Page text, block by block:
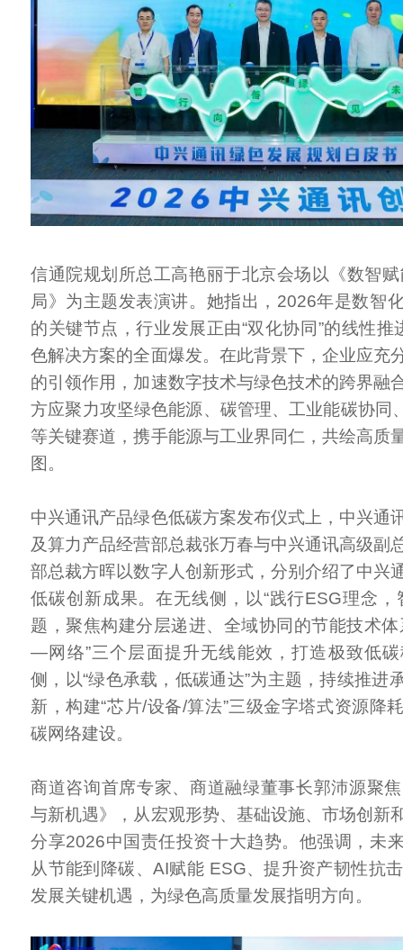
信通院规划所总工高艳丽于北京会场以《数智
局》为主题发表演讲。她指出，2026年是数智
的关键节点，行业发展正由“双化协同”的线性推
色解决方案的全面爆发。在此背景下，企业应充
的引领作用，加速数字技术与绿色技术的跨界融
方应聚力攻坚绿色能源、碳管理、工业能碳协同
等关键赛道，携手能源与工业界同仁，共绘高质
图。
中兴通讯产品绿色低碳方案发布仪式上，中兴通
及算力产品经营部总裁张万春与中兴通讯高级副
部总裁方晖以数字人创新形式，分别介绍了中兴
低碳创新成果。在无线侧，以“践行ESG理念，
题，聚焦构建分层递进、全域协同的节能技术
—网络”三个层面提升无线能效，打造极致低
侧，以“绿色承载，低碳通达”为主题，持续推进
新，构建“芯片/设备/算法”三级金字塔式资源降
碳网络建设。
商道咨询首席专家、商道融绿董事长郭沛源聚
与新机遇》，从宏观形势、基础设施、市场创新
分享2026中国责任投资十大趋势。他强调，未
从节能到降碳、AI赋能 ESG、提升资产韧性抗
发展关键机遇，为绿色高质量发展指明方向。